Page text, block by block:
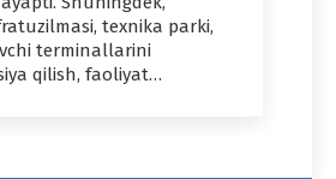
texnika parki,
terminallarini
qilish, faoliyat…